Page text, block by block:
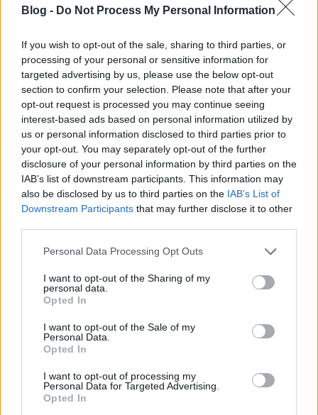
Blog - Do Not Process My Personal Information
If you wish to opt-out of the sale, sharing to third parties, or
processing of your personal or sensitive information for
targeted advertising by us, please use the below opt-out
section to confirm your selection. Please note that after your
opt-out request is processed you may continue seeing
interest-based ads based on personal information utilized by
us or personal information disclosed to third parties prior to
your opt-out. You may separately opt-out of the further
disclosure of your personal information by third parties on the
IAB’s list of downstream participants. This information may
also be disclosed by us to third parties on the IAB’s List of
Downstream Participants that may further disclose it to other
Please note that this website/app uses one or more Google
not limited to your visit or usage behaviour. You may click to
grant or deny consent to Google and its third-party tags to
use your data for below specified purposes in below Google
consent section.
Personal Data Processing Opt Outs
I want to opt-out of the Sharing of my
personal data.
Opted In
I want to opt-out of the Sale of my
Personal Data.
Opted In
I want to opt-out of processing my
Personal Data for Targeted Advertising.
Opted In
A film másik nagy erénye, hogy képes végig
fenntartani a feszültséget annak ellenére is, hogy egy
helyszínen játszódik, és csak két szereplője van. Ez
Eggers hozzáértő rendezői munkája mellett
természetesen a két színészen is múlik. Dafoe egy
igazi legenda, aki a már sokszor látott színészi
tehetségét itt a részeges, sokat látott, karizmatikus
vén tengeri medve szerepében kamatoztatja.
Pattinson óriási dicsősége, hogy a fokozatosan
mellé.
Mindkettejük érdemeit növeli, hogy a furcsa, olykor
álom és valóság között játszódó történet során
együttérzését, hogy nem lehet egészen pontosan
tudni, mi történik. A történet furcsaságának
fontossága okán akár harmadik főszereplőnek is
lehetne nevezni. A filmben a Tenger mint ősi,